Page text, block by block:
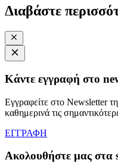
Διαβάστε
Κάντε εγγραφή στο
Εγγραφείτε στο Newsletter
καθημερινά τις
ΕΓΓΡΑΦΗ
Ακολουθήστε μας στα